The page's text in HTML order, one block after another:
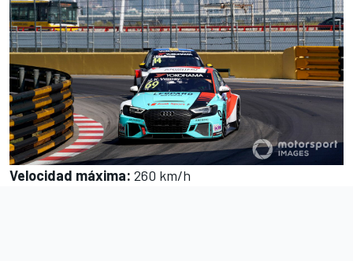
Velocidad máxima: 260 km/h